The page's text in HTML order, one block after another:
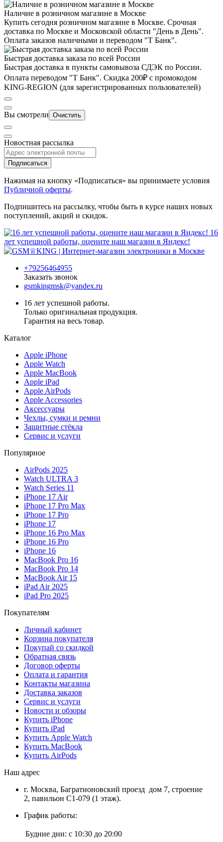
Наличие в розничном магазине в Москве
Купить сегодня розничном магазине в Москве. Срочная
доставка по Москве и Московской области "День в День".
Оплата заказов наличными и переводом "Т Банк".
Быстрая доставка заказа по всей России
Быстрая доставка в пункты самовывоза СДЭК по России.
Оплата переводом "Т Банк". Скидка 200₽ с промокодом
KING-REGION (для зарегистрированных пользователей)
Вы смотрели Очистить
Новостная рассылка
Подписаться
Нажимая на кнопку «Подписаться» вы принимаете условия
Публичной оферты.
Подпишитесь на рассылку, чтобы быть в курсе наших новых
поступлений, акций и скидок.
16
лет успешной работы, оцените наш магазин в Яндекс!
+79256464955
Заказать звонок
gsmkingmsk@yandex.ru
16 лет успешной работы.
Только оригинальная продукция.
Гарантия на весь товар.
Каталог
Apple iPhone
Apple Watch
Apple MacBook
Apple iPad
Apple AirPods
Apple Accessories
Аксессуары
Чехлы, сумки и ремни
Защитные стёкла
Сервис и услуги
Популярное
AirPods 2025
Watch ULTRA 3
Watch Series 11
iPhone 17 Air
iPhone 17 Pro Max
iPhone 17 Pro
iPhone 17
iPhone 16 Pro Max
iPhone 16 Pro
iPhone 16
MacBook Pro 16
MacBook Pro 14
MacBook Air 15
iPad Air 2025
iPad Pro 2025
Покупателям
Личный кабинет
Корзина покупателя
Покупай со скидкой
Обратная связь
Договор оферты
Оплата и гарантия
Контакты магазина
Доставка заказов
Сервис и услуги
Новости и обзоры
Купить iPhone
Купить iPad
Купить Apple Watch
Купить MacBook
Купить AirPods
Наш адрес
г. Москва, Багратионовский проезд дом 7, строение
2, павильон С1-079 (1 этаж).
График работы:
Будние дни: с 10:30 до 20:00